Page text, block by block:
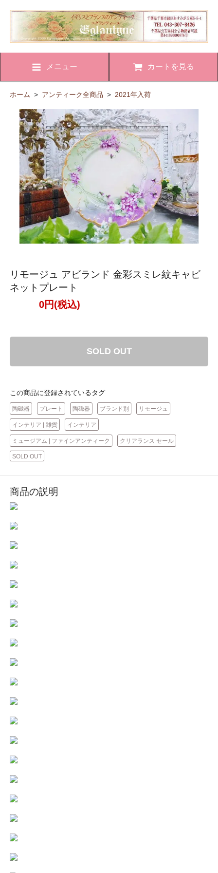
メニュー カートを見る
ホーム > アンティーク全商品 > 2021年入荷
リモージュ アビランド 金彩スミレ紋キャビ
ネットプレート
0円(税込)
SOLD OUT
この商品に登録されているタグ
陶磁器 プレート 陶磁器 ブランド別 リモージュ
インテリア | 雑貨 インテリア
ミュージアム | ファインアンティーク クリアランス セール
SOLD OUT
商品の説明